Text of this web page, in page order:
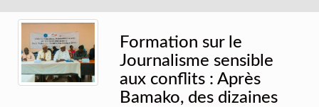
Formation sur le
Journalisme sensible
aux conflits : Après
Bamako, des dizaines